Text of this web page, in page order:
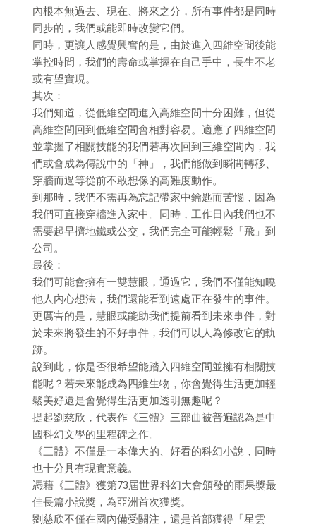
內根本無過去、現在、將來之分，所有事件都是同時
同步的，我們或能即時改變它們。
同時，更讓人感覺興奮的是，由於進入四維空間後能
掌控時間，我們的壽命或掌握在自己手中，長生不老
或有望實現。
其次：
我們知道，從低維空間進入高維空間十分困難，但從
高維空間回到低維空間會相對容易。適應了四維空間
並掌握了相關技能的我們若再次回到三維空間內，我
們或會成為傳說中的「神」，我們能做到瞬間轉移、
穿牆而過等從前不敢想像的高難度動作。
到那時，我們不需再為忘記帶家中鑰匙而苦惱，因為
我們可直接穿牆進入家中。同時，工作日內我們也不
需要起早擠地鐵或公交，我們完全可能輕鬆「飛」到
公司。
最後：
我們可能會擁有一雙慧眼，通過它，我們不僅能知曉
他人內心想法，我們還能看到遠處正在發生的事件。
更厲害的是，慧眼或能助我們提前看到未來事件，對
於未來將發生的不好事件，我們可以人為修改它的軌
跡。
說到此，你是否很希望能踏入四維空間並擁有相關技
能呢？若未來能成為四維生物，你會覺得生活更加輕
鬆美好還是會覺得生活更加透明無趣呢？
提起劉慈欣，代表作《三體》三部曲被普遍認為是中
國科幻文學的里程碑之作。
《三體》不僅是一本偉大的、好看的科幻小說，同時
也十分具有現實意義。
憑藉《三體》獲第73屆世界科幻大會頒發的雨果獎最
佳長篇小說獎，為亞洲首次獲獎。
劉慈欣不僅在國內備受關注，還是首部獲得「星雲